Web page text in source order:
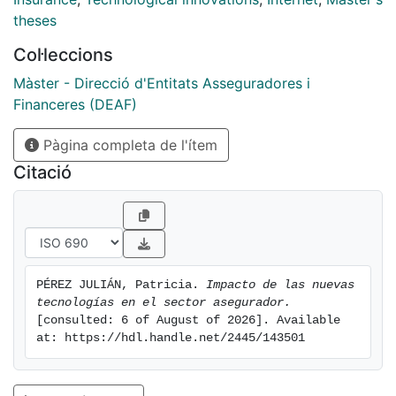
aspectos legales que regulan a las empresas en su
aspectos que regulan al usuario de ellas.
theses
Col·leccions
Màster - Direcció d'Entitats Asseguradores i
Financeres (DEAF)
Pàgina completa de l'ítem
Citació
PÉREZ JULIÁN, Patricia. Impacto de las nuevas
tecnologías en el sector asegurador.
[consulted: 6 of August of 2026]. Available
at: https://hdl.handle.net/2445/143501